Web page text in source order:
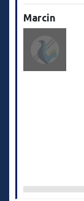
Marcin